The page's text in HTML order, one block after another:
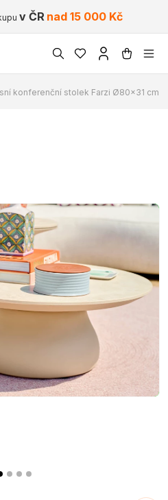
v ČR nad 15 000 Kč
konferenční stolek Farzi Ø80x31 cm